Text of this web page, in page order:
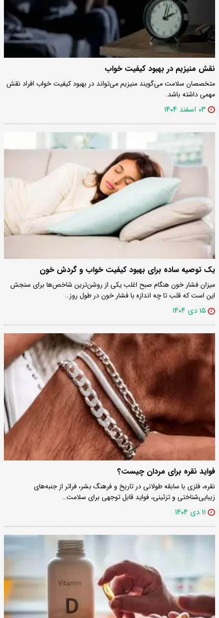
نقش منیزیم در بهبود کیفیت خواب
متخصصان سلامت می‌گویند منیزیم می‌تواند در بهبود کیفیت خواب افراد نقش
مهمی داشته باشد.
۰۳ اسفند ۱۴۰۴
یک توصیه ساده برای بهبود کیفیت خواب و گردش خون
میزان فشار خون هنگام صبح اغلب یکی از روشن‌ترین شاخص‌ها برای سنجش
این است که قلب تا چه اندازه با فشار خون در طول روز…
۱۵ دی ۱۴۰۴
فواید نقره برای مردان چیست؟
نقره، فلزی با سابقه طولانی در تاریخ و فرهنگ بشر، فراتر از جنبه‌های
زیبایی‌شناختی و تزئینی، فواید قابل توجهی برای سلامت…
۱۱ دی ۱۴۰۴